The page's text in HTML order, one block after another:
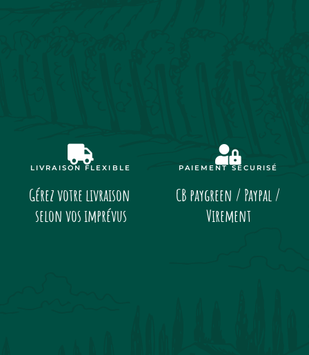
LIVRAISON FLEXIBLE
Gérez votre livraison
selon vos imprévus
PAIEMENT SÉCURISÉ
CB paygreen / Paypal /
Virement